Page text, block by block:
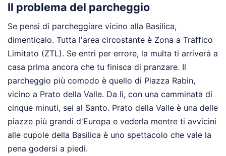
Il problema del parcheggio
Se pensi di parcheggiare vicino alla Basilica,
dimenticalo. Tutta l'area circostante è Zona a Traffico
Limitato (ZTL). Se entri per errore, la multa ti arriverà a
casa prima ancora che tu finisca di pranzare. Il
parcheggio più comodo è quello di Piazza Rabin,
vicino a Prato della Valle. Da lì, con una camminata di
cinque minuti, sei al Santo. Prato della Valle è una delle
piazze più grandi d'Europa e vederla mentre ti avvicini
alle cupole della Basilica è uno spettacolo che vale la
pena godersi a piedi.